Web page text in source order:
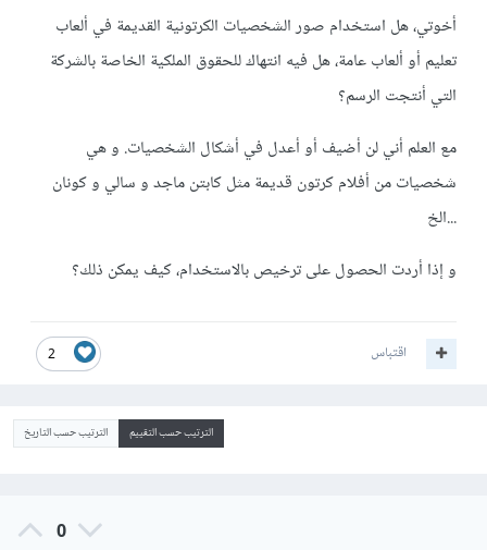
أخوتي، هل استخدام صور الشخصيات الكرتونية القديمة في ألعاب
تعليم أو ألعاب عامة، هل فيه انتهاك للحقوق الملكية الخاصة بالشركة
التي أنتجت الرسم؟
مع العلم أني لن أضيف أو أعدل في أشكال الشخصيات. و هي
شخصيات من أفلام كرتون قديمة مثل كابتن ماجد و سالي و كونان
...الخ
و إذا أردت الحصول على ترخيص بالاستخدام، كيف يمكن ذلك؟
2 اقتباس
الترتيب حسب التقييم الترتيب حسب التاريخ
0